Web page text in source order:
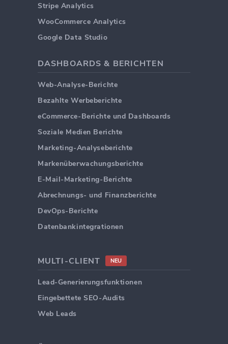
Stripe Analytics
WooCommerce Analytics
Google Data Studio
DASHBOARDS & BERICHTEN
Web-Analyse-Berichte
Bezahlte Werbeberichte
eCommerce-Berichte und Dashboards
Soziale Medien Berichte
Marketing-Analyseberichte
Markenüberwachungsberichte
E-Mail-Marketing-Berichte
Abrechnungs- und Finanzberichte
DevOps-Berichte
Datenbankintegrationen
MULTI-CLIENT NEU
Lead-Generierungsfunktionen
Eingebettete SEO-Audits
Web Leads